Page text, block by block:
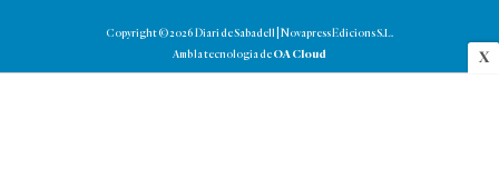
X
Copyright © 2026 Diari de Sabadell | Novapress Edicions S.L.
Amb la tecnologia de OA Cloud